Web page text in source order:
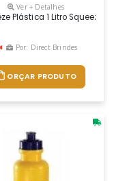
Para 500 Ml,
Ver + Detalhes
Plástica 1 Litro Squeeze
Por: Direct Brindes
ORÇAR PRODUTO